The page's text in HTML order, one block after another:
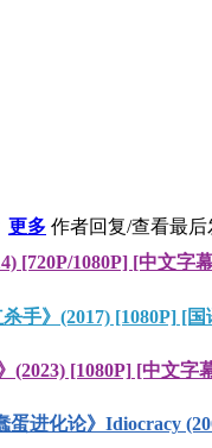
更多 作者回复/查看最后
[720P/1080P] [中文字
杀手》(2017) [1080P] [
(2023) [1080P] [中文字
蛋进化论》Idiocracy